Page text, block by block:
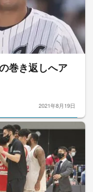
巻き返しへア
2021年8月19日